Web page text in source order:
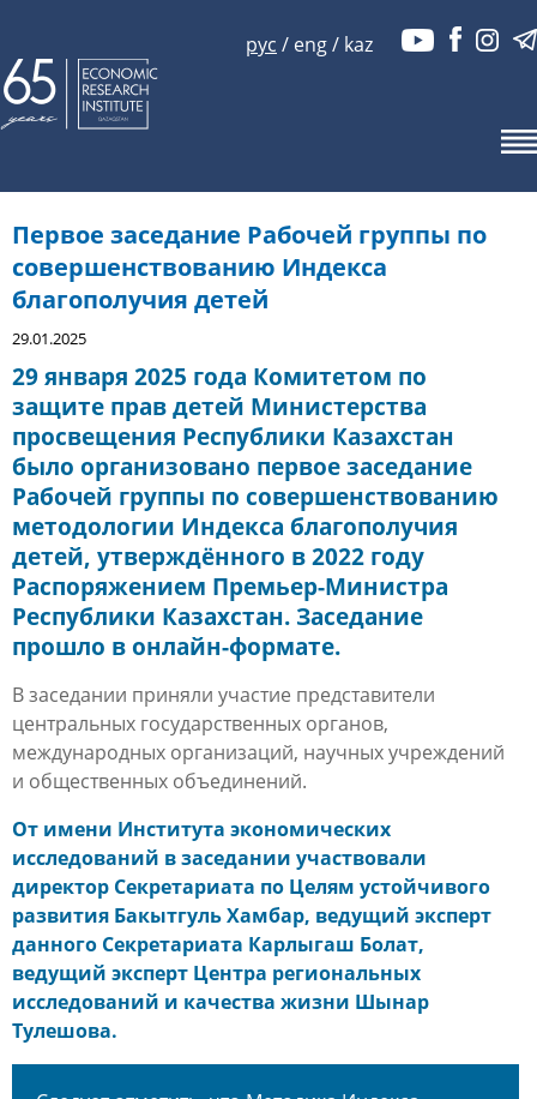
рус / eng/ kaz
Первое заседание Рабочей группы по
совершенствованию Индекса
благополучия детей
29.01.2025
29 января 2025 года Комитетом по
защите прав детей Министерства
просвещения Республики Казахстан
было организовано первое заседание
Рабочей группы по совершенствованию
методологии Индекса благополучия
детей, утверждённого в 2022 году
Распоряжением Премьер-Министра
Республики Казахстан. Заседание
прошло в онлайн-формате.
В заседании приняли участие представители
центральных государственных органов,
международных организаций, научных учреждений
и общественных объединений.
От имени Института экономических
исследований в заседании участвовали
директор Секретариата по Целям устойчивого
развития Бакытгуль Хамбар, ведущий эксперт
данного Секретариата Карлыгаш Болат,
ведущий эксперт Центра региональных
исследований и качества жизни Шынар
Тулешова.